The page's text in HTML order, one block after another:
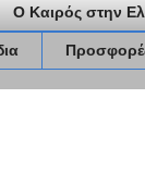
Ο Καιρός στην